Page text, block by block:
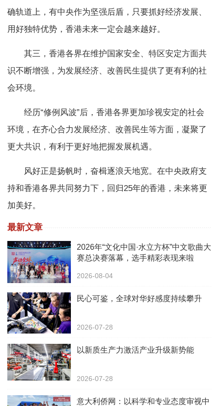
确轨道上，有中央作为坚强后盾，只要抓好经济发展、
用好独特优势，香港未来一定会越来越好。
其三，香港各界在维护国家安全、特区安定方面共
识不断增强，为发展经济、改善民生提供了更有利的社
会环境。
经历“修例风波”后，香港各界更加珍视安定的社会
环境，在齐心合力发展经济、改善民生等方面，凝聚了
更大共识，有利于更好地把握发展机遇。
风好正是扬帆时，奋楫逐浪天地宽。在中央政府支
持和香港各界共同努力下，回归25年的香港，未来将更
加美好。
最新文章
2026年“文化中国·水立方杯”中文歌曲大
赛总决赛落幕，选手精彩表现来啦
2026-08-04
民心可鉴，全球对华好感度持续攀升
2026-07-28
以新质生产力激活产业升级新势能
2026-07-28
意大利侨网：以科学和专业态度审视中